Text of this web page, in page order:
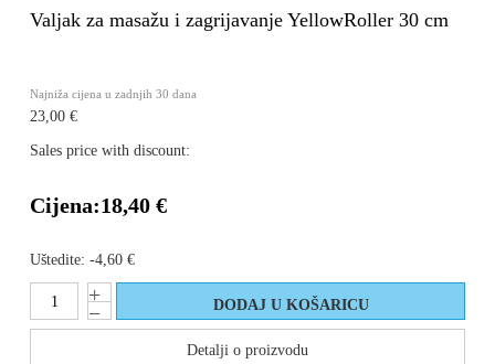
Valjak za masažu i zagrijavanje YellowRoller 30 cm
Najniža cijena u zadnjih 30 dana
23,00 €
Sales price with discount:
Cijena:18,40 €
Uštedite: -4,60 €
Detalji o proizvodu